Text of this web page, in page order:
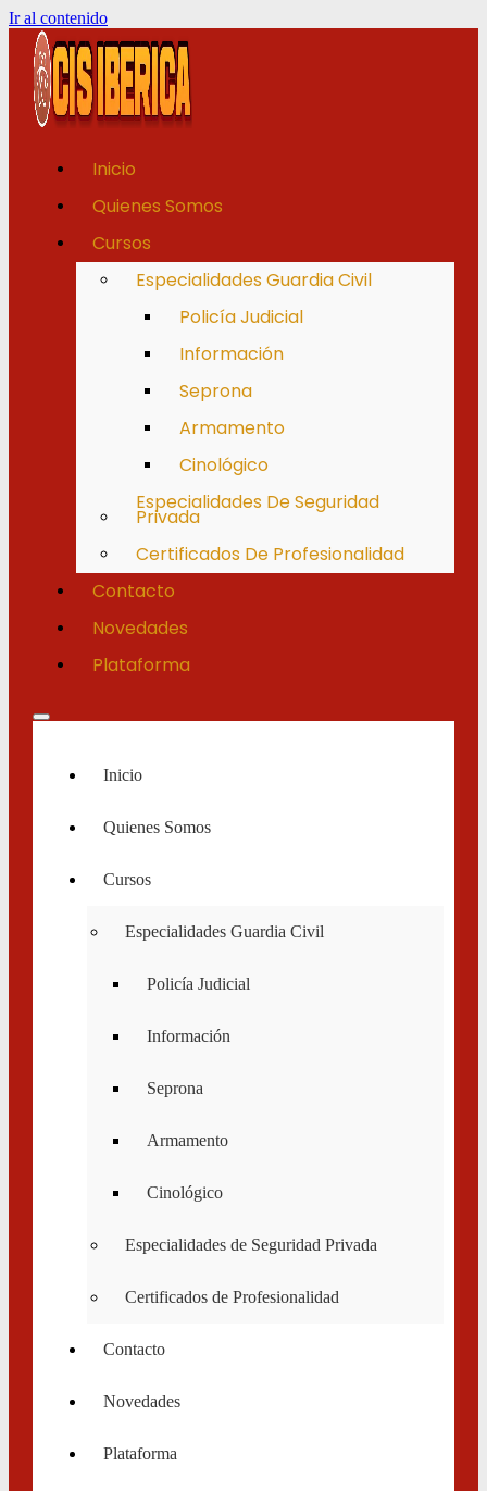
Ir al contenido
Inicio
Quienes Somos
Cursos
Especialidades Guardia Civil
Policía Judicial
Información
Seprona
Armamento
Cinológico
Especialidades De Seguridad
Privada
Certificados De Profesionalidad
Contacto
Novedades
Plataforma
Inicio
Quienes Somos
Cursos
Especialidades Guardia Civil
Policía Judicial
Información
Seprona
Armamento
Cinológico
Especialidades de Seguridad Privada
Certificados de Profesionalidad
Contacto
Novedades
Plataforma